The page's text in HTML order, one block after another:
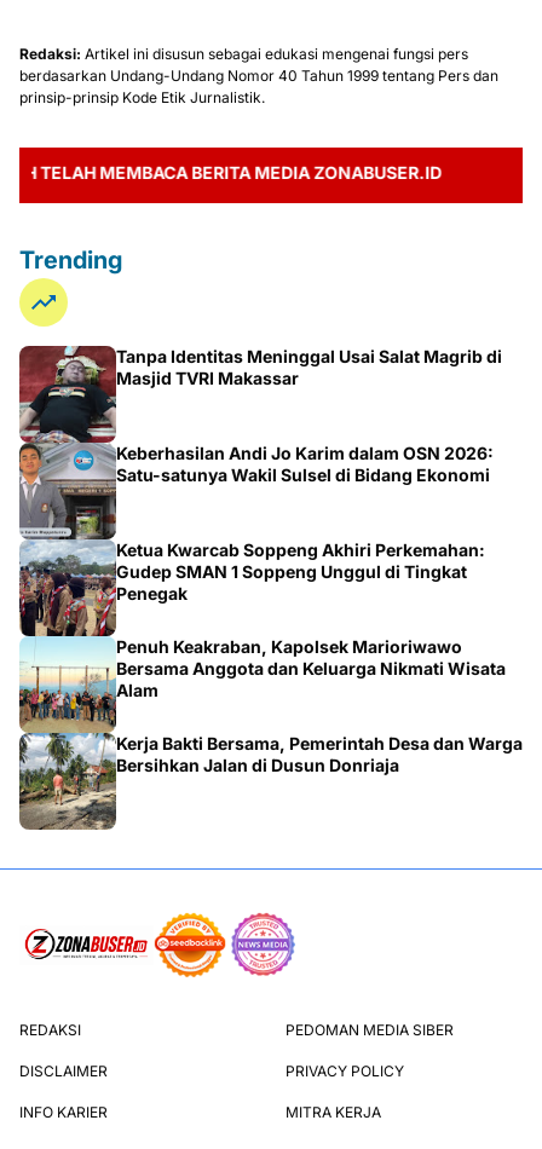
Redaksi: Artikel ini disusun sebagai edukasi mengenai fungsi pers
berdasarkan Undang-Undang Nomor 40 Tahun 1999 tentang Pers dan
prinsip-prinsip Kode Etik Jurnalistik.
MEMBACA BERITA MEDIA ZONABUSER.ID
Trending
Tanpa Identitas Meninggal Usai Salat Magrib di
Masjid TVRI Makassar
Keberhasilan Andi Jo Karim dalam OSN 2026:
Satu-satunya Wakil Sulsel di Bidang Ekonomi
Ketua Kwarcab Soppeng Akhiri Perkemahan:
Gudep SMAN 1 Soppeng Unggul di Tingkat
Penegak
Penuh Keakraban, Kapolsek Marioriwawo
Bersama Anggota dan Keluarga Nikmati Wisata
Alam
Kerja Bakti Bersama, Pemerintah Desa dan Warga
Bersihkan Jalan di Dusun Donriaja
REDAKSI PEDOMAN MEDIA SIBER
DISCLAIMER PRIVACY POLICY
INFO KARIER MITRA KERJA